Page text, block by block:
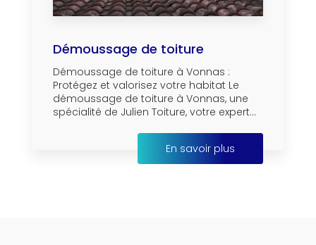
Démoussage de toiture
Démoussage de toiture à Vonnas :
Protégez et valorisez votre habitat Le
démoussage de toiture à Vonnas, une
spécialité de Julien Toiture, votre expert...
En savoir plus